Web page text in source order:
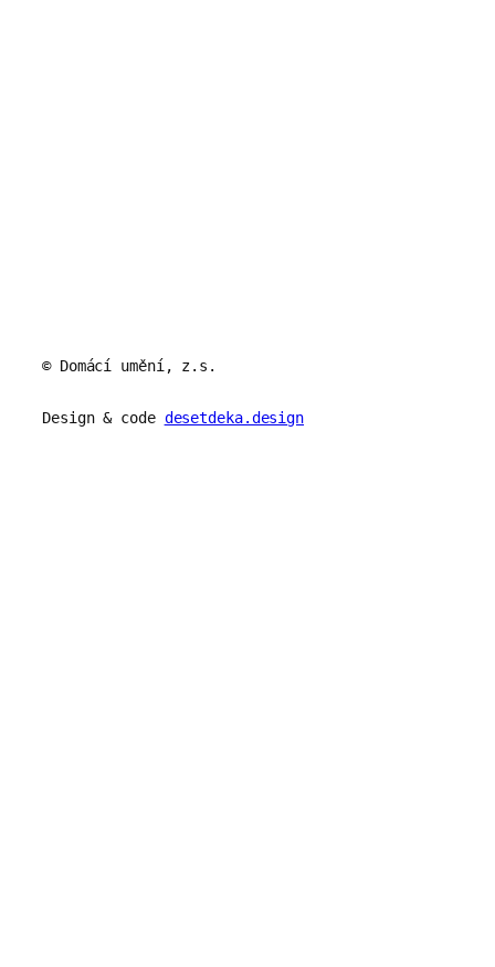
© Domácí umění, z.s.
Design & code desetdeka.design